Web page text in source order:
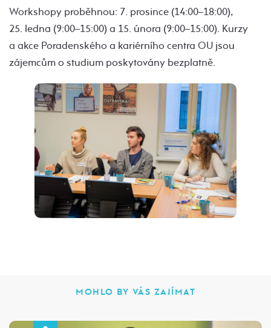
Workshopy proběhnou: 7. prosince (14:00–18:00),
25. ledna (9:00–15:00) a 15. února (9:00–15:00). Kurzy
a akce Poradenského a kariérního centra OU jsou
zájemcům o studium poskytovány bezplatně.
MOHLO BY VÁS ZAJÍMAT